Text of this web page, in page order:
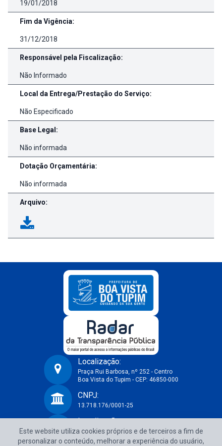
19/01/2018
Fim da Vigência:
31/12/2018
Responsável pela Fiscalização:
Não Informado
Local da Entrega/Prestação do Serviço:
Não Especificado
Base Legal:
Não informada
Dotação Orçamentária:
Não informada
Arquivo:
Prefeitura Municipal de Boa Vista do Tupim-BA
Localização:
Praça Rui Barbosa, nº 252 - Centro
Boa Vista do Tupim - CEP: 46850-000
CNPJ:
13.718.176/0001-25
Localização:
Praça Rui Barbosa, nº 252 - Centro
Boa Vista do Tupim - CEP: 46850-000
Este website utiliza cookies próprios e de terceiros a fim de
personalizar o conteúdo, melhorar a experiência do usuário,